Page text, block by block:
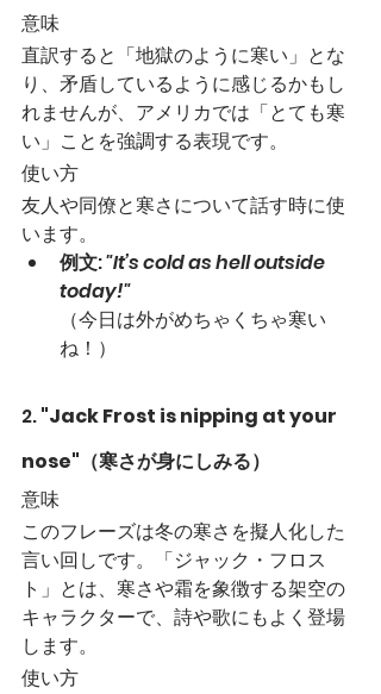
意味
直訳すると「地獄のように寒い」とな
り、矛盾しているように感じるかもし
れませんが、アメリカでは「とても寒
い」ことを強調する表現です。
使い方
友人や同僚と寒さについて話す時に使
います。
例文: "It’s cold as hell outside
today!"
（今日は外がめちゃくちゃ寒い
ね！）
2. "Jack Frost is nipping at your
nose"（寒さが身にしみる）
意味
このフレーズは冬の寒さを擬人化した
言い回しです。「ジャック・フロス
ト」とは、寒さや霜を象徴する架空の
キャラクターで、詩や歌にもよく登場
します。
使い方